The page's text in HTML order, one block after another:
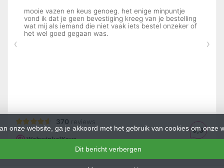
onze website, ga je akkoord met het gebruik van cookies om onze
Dit bericht verbergen